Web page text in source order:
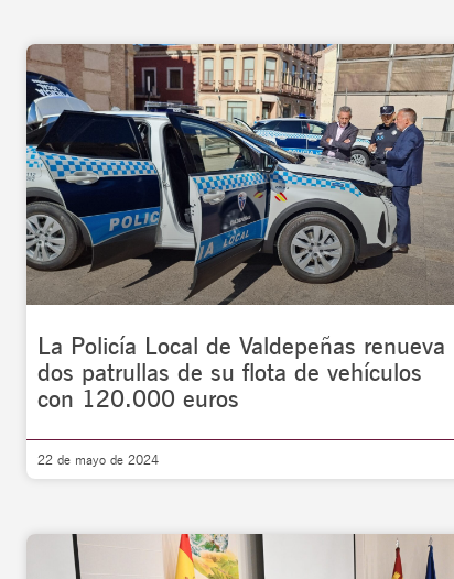
La Policía Local de Valdepeñas renueva
dos patrullas de su flota de vehículos
con 120.000 euros
22 de mayo de 2024